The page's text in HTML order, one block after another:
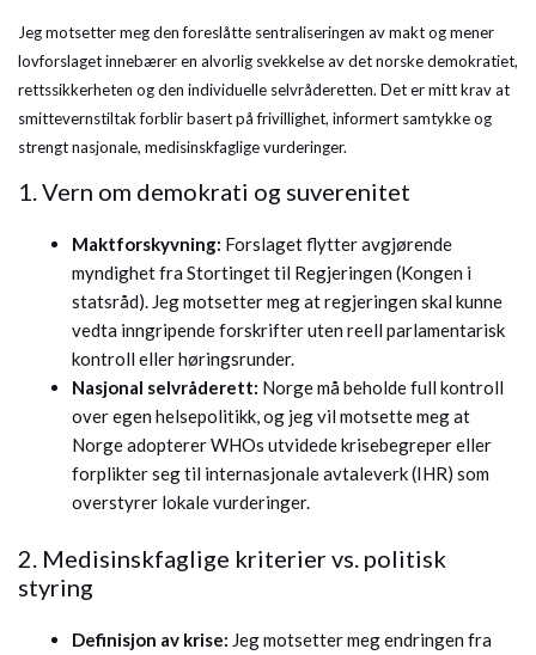
Jeg motsetter meg den foreslåtte sentraliseringen av makt og mener
lovforslaget innebærer en alvorlig svekkelse av det norske demokratiet,
rettssikkerheten og den individuelle selvråderetten. Det er mitt krav at
smittevernstiltak forblir basert på frivillighet, informert samtykke og
strengt nasjonale, medisinskfaglige vurderinger.
1. Vern om demokrati og suverenitet
Maktforskyvning: Forslaget flytter avgjørende
myndighet fra Stortinget til Regjeringen (Kongen i
statsråd). Jeg motsetter meg at regjeringen skal kunne
vedta inngripende forskrifter uten reell parlamentarisk
kontroll eller høringsrunder.
Nasjonal selvråderett: Norge må beholde full kontroll
over egen helsepolitikk, og jeg vil motsette meg at
Norge adopterer WHOs utvidede krisebegreper eller
forplikter seg til internasjonale avtaleverk (IHR) som
overstyrer lokale vurderinger.
2. Medisinskfaglige kriterier vs. politisk
styring
Definisjon av krise: Jeg motsetter meg endringen fra